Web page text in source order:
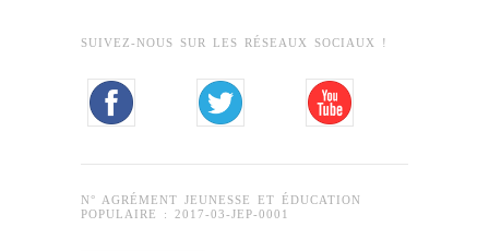
SUIVEZ-NOUS SUR LES RÉSEAUX SOCIAUX !
N° AGRÉMENT JEUNESSE ET ÉDUCATION
POPULAIRE : 2017-03-JEP-0001